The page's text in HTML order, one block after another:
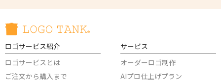
ロゴサービス紹介
ロゴサービスとは
ご注文から購入まで
サービス
オーダーロゴ制作
AIプロ仕上げプラン